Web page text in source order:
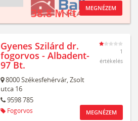
38.8 M Ft MEGNÉZEM
Gyenes Szilárd dr.
fogorvos - Albadent-
97 Bt.
8000Székesfehérvár,Zsolt
utca 16
9598 785
Fogorvos
1
értékelés
MEGNÉZEM